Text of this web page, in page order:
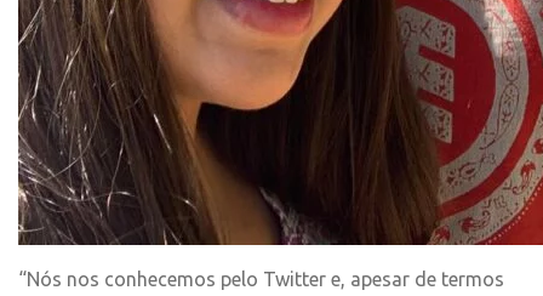
“Nós nos conhecemos pelo Twitter e, apesar de termos